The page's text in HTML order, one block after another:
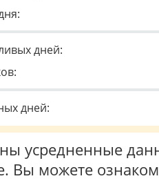
дней:
дней:
усредненные
Вы можете